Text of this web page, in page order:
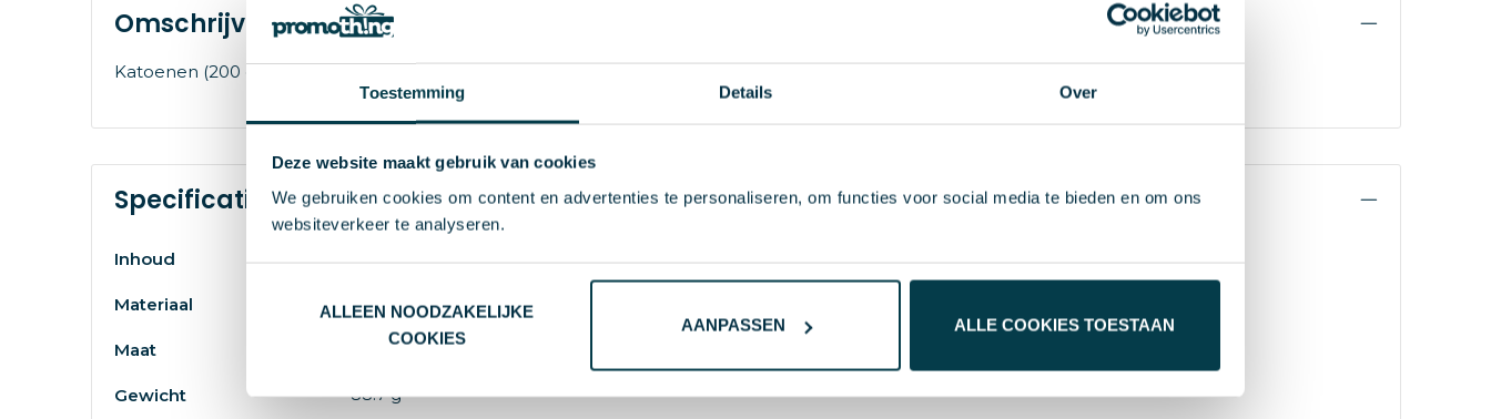
Toestemming Details Over
Deze website maakt gebruik van cookies
We gebruiken cookies om content en advertenties te personaliseren, om functies voor social media te bieden en om ons
websiteverkeer te analyseren.
ALLEEN NOODZAKELIJKE
COOKIES
AANPASSEN ALLE COOKIES TOESTAAN
Omschrijving
Katoenen (200 grams) koeltas met aluminiumfolie aan de binnenkant en 2 mm foam.
Specificaties
Inhoud 6358
Materiaal Kunststof, Aluminium folie, Metaal, Schuim, Katoen
Maat # Geen maat
Gewicht 88.7 g